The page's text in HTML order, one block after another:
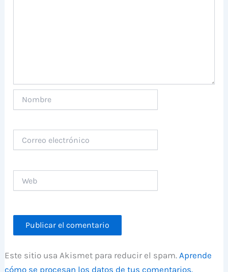
electrónico
Este sitio usa Akismet para reducir el spam.Aprende
cómo se procesan los datos de tus comentarios.